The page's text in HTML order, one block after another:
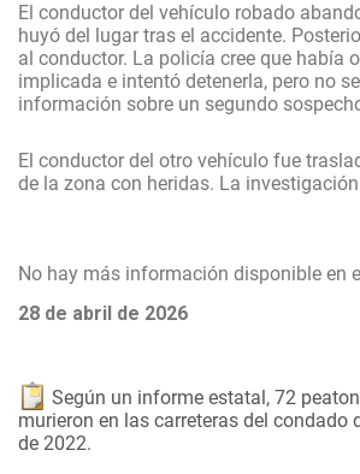
El conductor del vehículo robado
huyó del lugar tras el accidente.
al conductor. La policía cree que había
implicada e intentó detenerla, pero no
información sobre un segundo
El conductor del otro vehículo fue
de la zona con heridas. La
No hay más información disponible en
28 de abril de 2026
Según un informe estatal, 72
murieron en las carreteras del condado
de 2022.